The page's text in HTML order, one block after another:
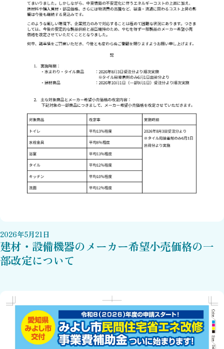
2026年5月21日
建材・設備機器のメーカー希望小売価格の一
部改定について